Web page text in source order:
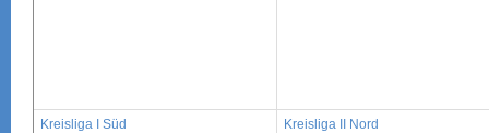
Kreisliga I Süd
Kreisliga II Nord